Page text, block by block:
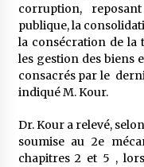
corruption,
publique, la
la consécration de la
les gestion des biens
consacrés par le
indiqué M. Kour.
Dr. Kour a relevé,
soumise au 2e
chapitres 2 et 5 ,